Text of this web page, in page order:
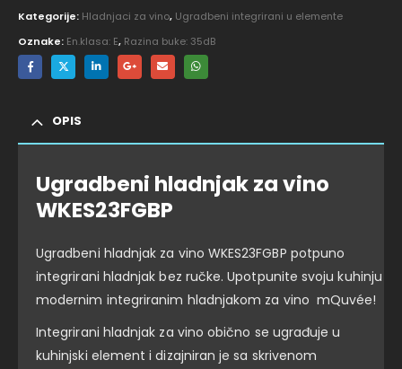
Kategorije: Hladnjaci za vino, Ugradbeni integrirani u elemente
Oznake: En.klasa: E, Razina buke: 35dB
OPIS
Ugradbeni hladnjak za vino
WKES23FGBP
Ugradbeni hladnjak za vino WKES23FGBP potpuno
integrirani hladnjak bez ručke. Upotpunite svoju kuhinju
modernim integriranim hladnjakom za vino mQuvée!
Integrirani hladnjak za vino obično se ugrađuje u
kuhinjski element i dizajniran je sa skrivenom